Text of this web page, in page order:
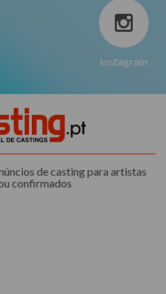
Instagram
de casting para artistas
confirmados